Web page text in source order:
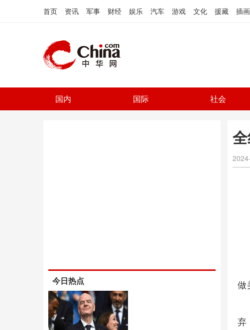
首页 资讯 军事 财经 娱乐 汽车 游戏 文化 援藏 插画
国内 国际 社会
做
弃
今日热点